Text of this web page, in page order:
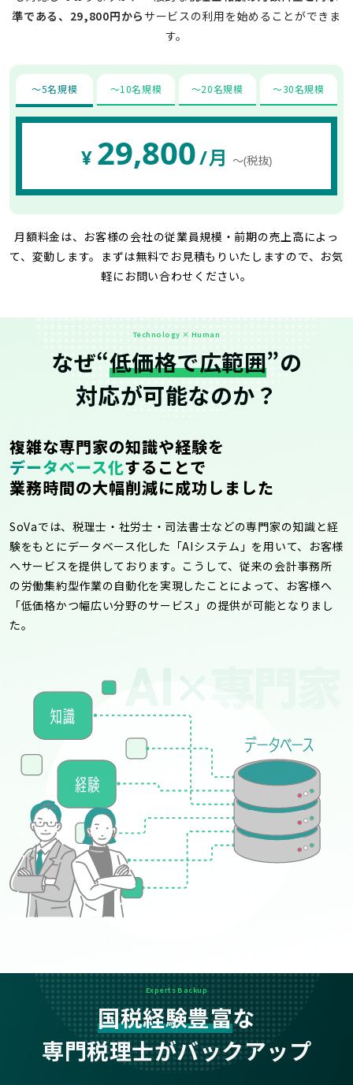
準である、29,800円から サービスの利用を始めることができま
す。
〜5名規模 〜10名規模 〜20名規模 〜30名規模
¥ 29,800/月 〜(税抜)
月額料金は、お客様の会社の従業員規模・前期の売上高によっ
て、変動します。 まずは無料でお見積もりいたしますので、お気
軽にお問い合わせください。
Technology × Human
なぜ“低価格で広範囲”の
対応が可能なのか？
複雑な専門家の知識や経験を
データベース化することで
業務時間の大幅削減に成功しました
SoVaでは、税理士・社労士・司法書士などの専門家の知識と経
験をもとにデータベース化した「AIシステム」を用いて、お客様
へサービスを提供しております。こうして、従来の会計事務所
の労働集約型作業の自動化を実現したことによって、お客様へ
「低価格かつ幅広い分野のサービス」の提供が可能となりまし
た。
Experts Backup
国税経験豊富な
専門税理士がバックアップ